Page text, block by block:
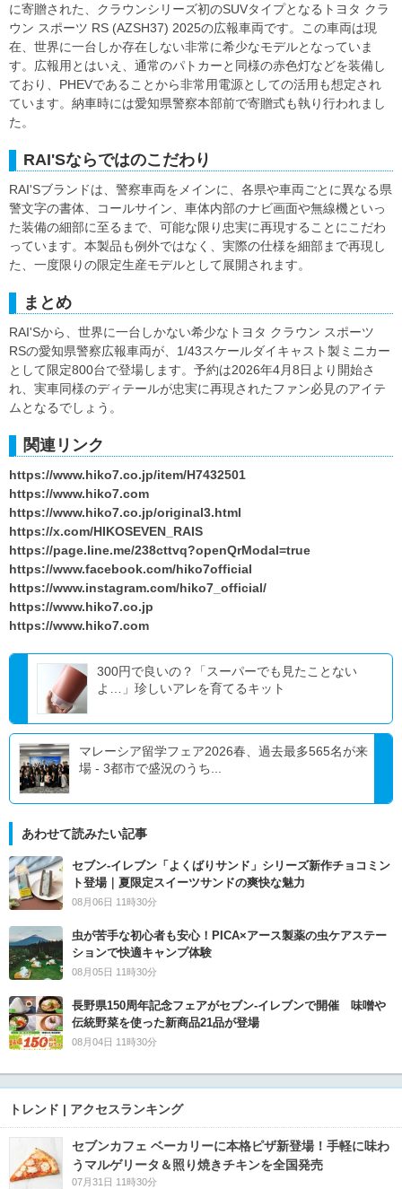
に寄贈された、クラウンシリーズ初のSUVタイプとなるトヨタ クラ
ウン スポーツ RS (AZSH37) 2025の広報車両です。この車両は現
在、世界に一台しか存在しない非常に希少なモデルとなっていま
す。広報用とはいえ、通常のパトカーと同様の赤色灯などを装備し
ており、PHEVであることから非常用電源としての活用も想定され
ています。納車時には愛知県警察本部前で寄贈式も執り行われまし
た。
RAI'Sならではのこだわり
RAI'Sブランドは、警察車両をメインに、各県や車両ごとに異なる県
警文字の書体、コールサイン、車体内部のナビ画面や無線機といっ
た装備の細部に至るまで、可能な限り忠実に再現することにこだわ
っています。本製品も例外ではなく、実際の仕様を細部まで再現し
た、一度限りの限定生産モデルとして展開されます。
まとめ
RAI'Sから、世界に一台しかない希少なトヨタ クラウン スポーツ
RSの愛知県警察広報車両が、1/43スケールダイキャスト製ミニカー
として限定800台で登場します。予約は2026年4月8日より開始さ
れ、実車同様のディテールが忠実に再現されたファン必見のアイテ
ムとなるでしょう。
関連リンク
https://www.hiko7.co.jp/item/H7432501
https://www.hiko7.com
https://www.hiko7.co.jp/original3.html
https://x.com/HIKOSEVEN_RAIS
https://page.line.me/238cttvq?openQrModal=true
https://www.facebook.com/hiko7official
https://www.instagram.com/hiko7_official/
https://www.hiko7.co.jp
https://www.hiko7.com
300円で良いの？「スーパーでも見たことない
よ…」珍しいアレを育てるキット
マレーシア留学フェア2026春、過去最多565名が来
場 - 3都市で盛況のうち...
あわせて読みたい記事
セブン‐イレブン「よくばりサンド」シリーズ新作チョコミン
ト登場｜夏限定スイーツサンドの爽快な魅力
08月06日 11時30分
虫が苦手な初心者も安心！PICA×アース製薬の虫ケアステー
ションで快適キャンプ体験
08月05日 11時30分
長野県150周年記念フェアがセブン-イレブンで開催 味噌や
伝統野菜を使った新商品21品が登場
08月04日 11時30分
トレンド | アクセスランキング
セブンカフェ ベーカリーに本格ピザ新登場！手軽に味わ
うマルゲリータ＆照り焼きチキンを全国発売
07月31日 11時30分